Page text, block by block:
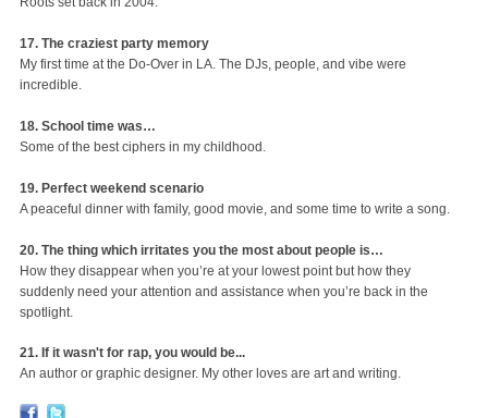
17. The craziest party memory
My first time at the Do-Over in LA. The DJs, people, and vibe were
incredible.
18. School time was…
Some of the best ciphers in my childhood.
19. Perfect weekend scenario
A peaceful dinner with family, good movie, and some time to write a song.
20. The thing which irritates you the most about people is…
How they disappear when you’re at your lowest point but how they
suddenly need your attention and assistance when you’re back in the
spotlight.
21. If it wasn't for rap, you would be...
An author or graphic designer. My other loves are art and writing.